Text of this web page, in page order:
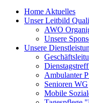
Home Aktuelles
Unser Leitbild
AWO
Unsere
Unsere
Ambulanter
Senioren WG
Mobile